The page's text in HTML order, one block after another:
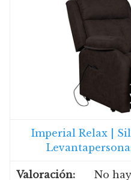
Imperial Relax |
No